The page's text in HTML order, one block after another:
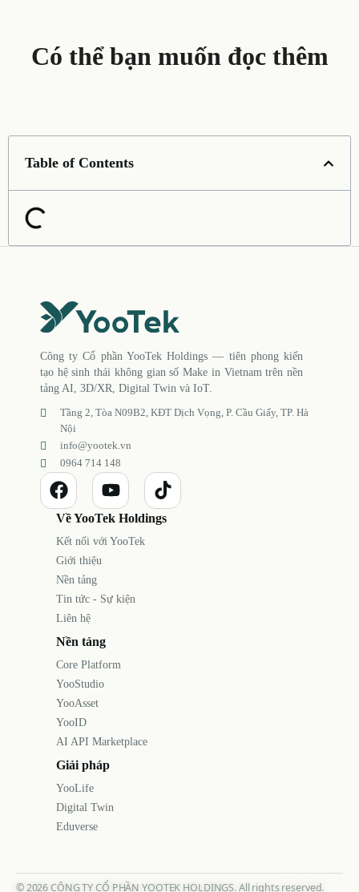
Có thể bạn muốn đọc thêm
Table of Contents
Công ty Cổ phần YooTek Holdings — tiên phong kiến
tạo hệ sinh thái không gian số Make in Vietnam trên nền
tảng AI, 3D/XR, Digital Twin và IoT.
Tầng 2, Tòa N09B2, KĐT Dịch Vọng, P. Cầu Giấy, TP. Hà
Nội
info@yootek.vn
0964 714 148
Về YooTek Holdings
Kết nối với YooTek
Giới thiệu
Nền tảng
Tin tức - Sự kiện
Liên hệ
Nền tảng
Core Platform
YooStudio
YooAsset
YooID
AI API Marketplace
Giải pháp
YooLife
Digital Twin
Eduverse
©2026CÔNG TY CỔ PHẦN YOOTEK HOLDINGS. All rights reserved.